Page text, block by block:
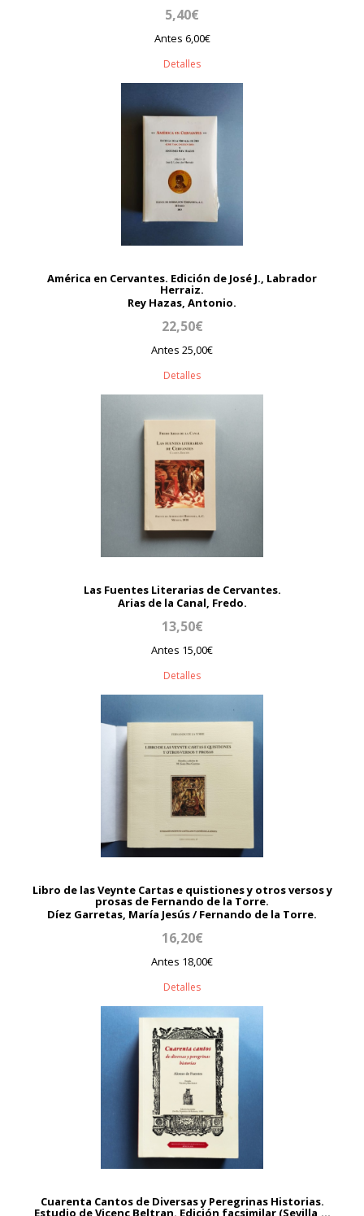
5,40€
Antes 6,00€
Detalles
América en Cervantes. Edición de José J., Labrador
Herraiz.
Rey Hazas, Antonio.
22,50€
Antes 25,00€
Detalles
Las Fuentes Literarias de Cervantes.
Arias de la Canal, Fredo.
13,50€
Antes 15,00€
Detalles
Libro de las Veynte Cartas e quistiones y otros versos y
prosas de Fernando de la Torre.
Díez Garretas, María Jesús / Fernando de la Torre.
16,20€
Antes 18,00€
Detalles
Cuarenta Cantos de Diversas y Peregrinas Historias.
Estudio de Vicenç Beltran. Edición facsimilar (Sevilla,...